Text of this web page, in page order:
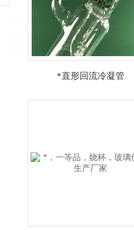
*直形回流冷凝管